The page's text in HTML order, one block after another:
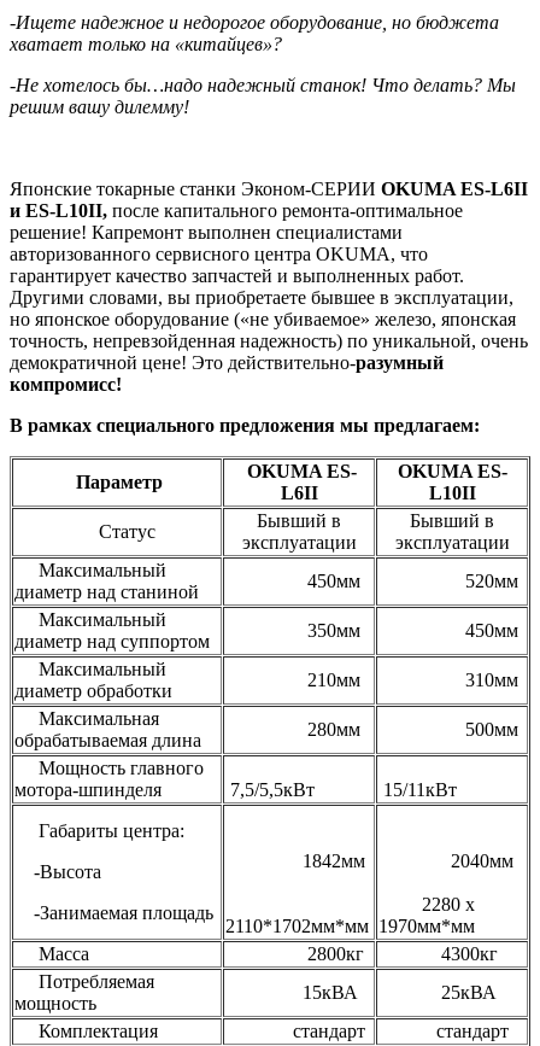
-Ищете надежное и недорогое оборудование, но бюджета
хватает только на «китайцев»?
-Не хотелось бы…надо надежный станок! Что делать? Мы
решим вашу дилемму!
Японские токарные станки Эконом-СЕРИИ OKUMA ES-L6II
и ES-L10II, после капитального ремонта-оптимальное
решение! Капремонт выполнен специалистами
авторизованного сервисного центра OKUMA, что
гарантирует качество запчастей и выполненных работ.
Другими словами, вы приобретаете бывшее в эксплуатации,
но японское оборудование («не убиваемое» железо, японская
точность, непревзойденная надежность) по уникальной, очень
демократичной цене! Это действительно-разумный
компромисс!
В рамках специального предложения мы предлагаем:
Параметр
OKUMA ES-
L6II
OKUMA ES-
L10II
Статус
Бывший в
эксплуатации
Бывший в
эксплуатации
Максимальный
диаметр над станиной
450мм
520мм
Максимальный
диаметр над суппортом
350мм
450мм
Максимальный
диаметр обработки
210мм
310мм
Максимальная
обрабатываемая длина
280мм
500мм
Мощность главного
мотора-шпинделя
7,5/5,5кВт
15/11кВт
Габариты центра:
-Высота
-Занимаемая площадь
1842мм
2110*1702мм*мм
2040мм
2280 х
1970мм*мм
Масса
2800кг
4300кг
Потребляемая
мощность
15кВА
25кВА
Комплектация
стандарт
стандарт